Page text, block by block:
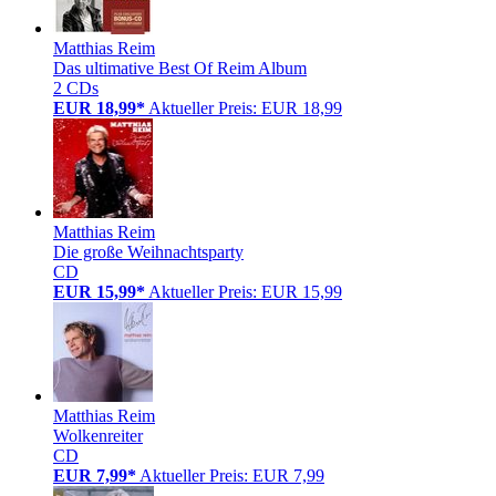
Matthias Reim
Das ultimative Best Of Reim Album
2 CDs
EUR 18,99* Aktueller Preis: EUR 18,99
Matthias Reim
Die große Weihnachtsparty
CD
EUR 15,99* Aktueller Preis: EUR 15,99
Matthias Reim
Wolkenreiter
CD
EUR 7,99* Aktueller Preis: EUR 7,99